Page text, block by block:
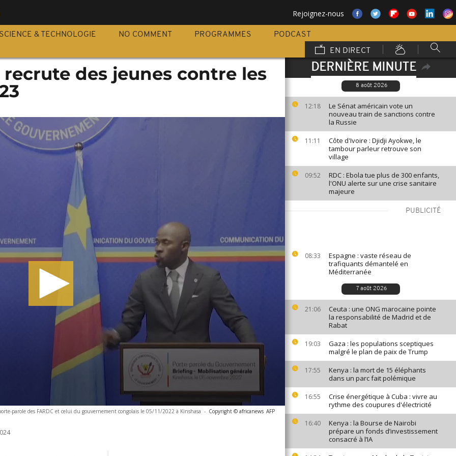
Rejoignez-nous
SCIENCE & TECHNOLOGIE NO COMMENT PROGRAMMES
PODCAST
EN DIRECT
DERNIÈRE MINUTE
8 août 2026
12:18
Le Sénat américain vote un
nouveau train de sanctions contre
la Russie
11:11
Côte d'Ivoire : Djidji Ayokwe, le
tambour parleur retrouve son
village
09:52
RDC : Ebola tue plus de 300 enfants,
l'ONU alerte sur une crise sanitaire
majeure
PUBLICITÉ
08:33
Espagne : vaste réseau de
trafiquants démantelé en
Méditerranée
7 août 2026
21:06
Ceuta : une ONG marocaine pointe
la responsabilité de Madrid et de
Rabat
19:03
Gaza : les populations sceptiques
malgré le plan de paix de Trump
17:55
Kenya : la mort de 15 éléphants
dans un parc fait polémique
16:55
Crise énergétique à Cuba : vivre au
rythme des coupures d'électricité
16:40
Kenya : la Bourse de Nairobi
prépare un fonds d’investissement
consacré à l’IA
recrute des jeunes contre les
parole des FARDC et celui du gouvernement congolais le 05/11/2022 à Kinshasa - Copyright © africanews AFP